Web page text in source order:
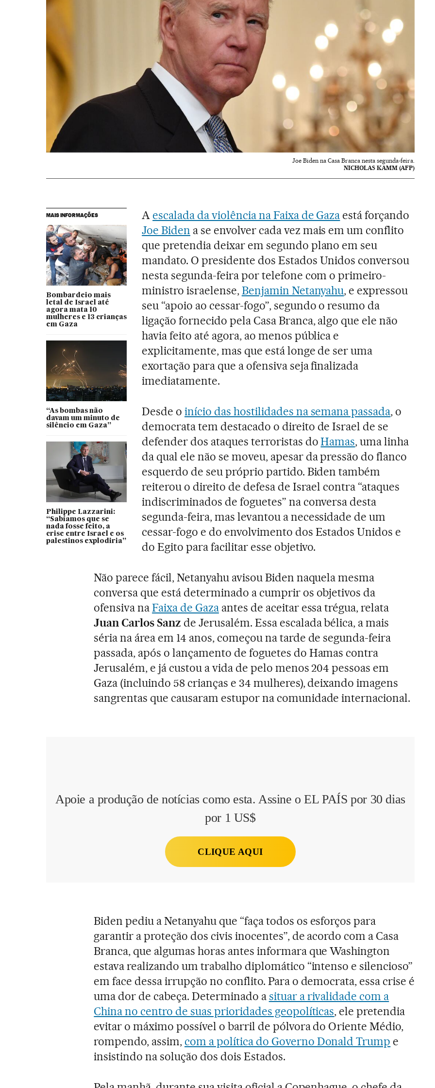
Joe Biden na Casa Branca nesta segunda-feira.
NICHOLAS KAMM (AFP)
MAIS INFORMAÇÕES
Bombardeio mais
letal de Israel até
agora mata 10
mulheres e 13 crianças
em Gaza
“As bombas não
davam um minuto de
silêncio em Gaza”
Philippe Lazzarini:
“Sabíamos que se
nada fosse feito, a
crise entre Israel e os
palestinos explodiria”
A escalada da violência na Faixa de Gaza está forçando
Joe Biden a se envolver cada vez mais em um conflito
que pretendia deixar em segundo plano em seu
mandato. O presidente dos Estados Unidos conversou
nesta segunda-feira por telefone com o primeiro-
ministro israelense,Benjamin Netanyahu, e expressou
seu “apoio ao cessar-fogo”, segundo o resumo da
ligação fornecido pela Casa Branca, algo que ele não
havia feito até agora, ao menos pública e
explicitamente, mas que está longe de ser uma
exortação para que a ofensiva seja finalizada
imediatamente.
Desde oinício das hostilidades na semana passada, o
democrata tem destacado o direito de Israel de se
defender dos ataques terroristas doHamas, uma linha
da qual ele não se moveu, apesar da pressão do flanco
esquerdo de seu próprio partido. Biden também
reiterou o direito de defesa de Israel contra “ataques
indiscriminados de foguetes” na conversa desta
segunda-feira, mas levantou a necessidade de um
cessar-fogo e do envolvimento dos Estados Unidos e
do Egito para facilitar esse objetivo.
Não parece fácil, Netanyahu avisou Biden naquela mesma
conversa que está determinado a cumprir os objetivos da
ofensiva naFaixa de Gazaantes de aceitar essa trégua, relata
Juan Carlos Sanz de Jerusalém. Essa escalada bélica, a mais
séria na área em 14 anos, começou na tarde de segunda-feira
passada, após o lançamento de foguetes do Hamas contra
Jerusalém, e já custou a vida de pelo menos 204 pessoas em
Gaza (incluindo 58 crianças e 34 mulheres), deixando imagens
sangrentas que causaram estupor na comunidade internacional.
Apoie a produção de notícias como esta. Assine o EL PAÍS por 30 dias
por 1 US$
CLIQUE AQUI
Biden pediu a Netanyahu que “faça todos os esforços para
garantir a proteção dos civis inocentes”, de acordo com a Casa
Branca, que algumas horas antes informara que Washington
estava realizando um trabalho diplomático “intenso e silencioso”
em face dessa irrupção no conflito. Para o democrata, essa crise é
uma dor de cabeça. Determinado asituar a rivalidade com a
China no centro de suas prioridades geopolíticas, ele pretendia
evitar o máximo possível o barril de pólvora do Oriente Médio,
rompendo, assim, com a política do Governo Donald Trump e
insistindo na solução dos dois Estados.